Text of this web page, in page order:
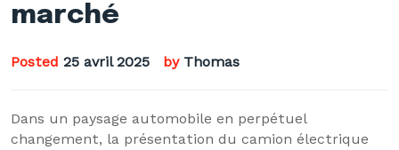
marché
Posted 25 avril 2025 by Thomas
Dans un paysage automobile en perpétuel
changement, la présentation du camion électrique